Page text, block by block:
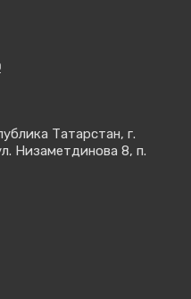
Татарстан, г.
Низаметдинова 8, п.